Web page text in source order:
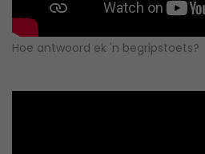
Hoe antwoord ek 'n begripstoets?